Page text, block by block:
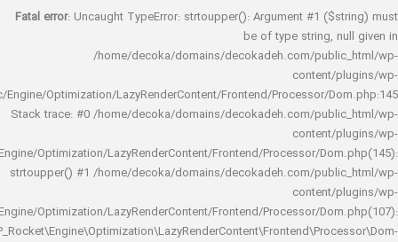
Fatal error : Uncaught TypeError: strtoupper(): Argument #1
be of type string,
/home/decoka/domains/decokadeh.com/
rocket/inc/Engine/Optimization/LazyRenderContent/Frontend/Processor/
Stack trace: #0 /home/decoka/domains/decokadeh.com/
rocket/inc/Engine/Optimization/LazyRenderContent/Frontend/Processor/
strtoupper() #1 /home/decoka/domains/decokadeh.com/
rocket/inc/Engine/Optimization/LazyRenderContent/Frontend/Processor/